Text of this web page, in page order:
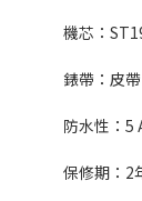
機芯：
錶帶：皮帶
防水性：5
保修期： 2